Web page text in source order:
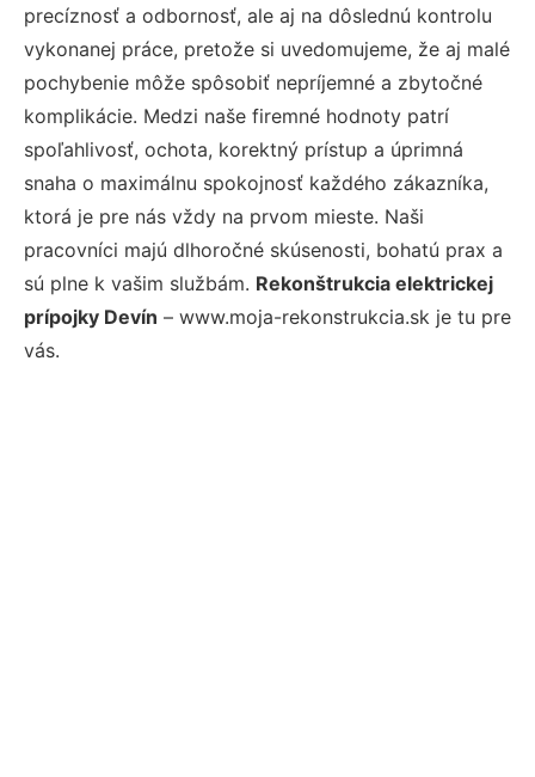
precíznosť a odbornosť, ale aj na dôslednú kontrolu
vykonanej práce, pretože si uvedomujeme, že aj malé
pochybenie môže spôsobiť nepríjemné a zbytočné
komplikácie. Medzi naše firemné hodnoty patrí
spoľahlivosť, ochota, korektný prístup a úprimná
snaha o maximálnu spokojnosť každého zákazníka,
ktorá je pre nás vždy na prvom mieste. Naši
pracovníci majú dlhoročné skúsenosti, bohatú prax a
sú plne k vašim službám. Rekonštrukcia elektrickej
prípojky Devín – www.moja-rekonstrukcia.sk je tu pre
vás.